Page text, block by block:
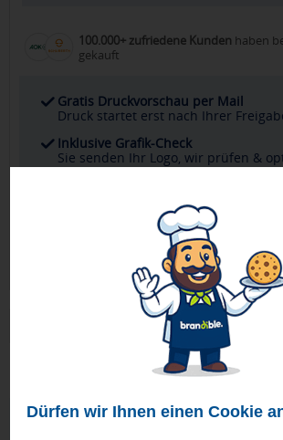
Dürfen wir Ihnen einen Cookie
100.000+ zufriedene Kunden haben
gekauft
Gratis Druckvorschau per Mail
Druck startet erst nach Ihrer
Inklusive Grafik-Check
Sie senden Ihr Logo, wir prüfen &
Persönlicher Ansprechpartner
Ihr direkter Kontakt für alle Fragen &
Produktbeschreibung
Moderner Bierkrug mit Optik im Boden